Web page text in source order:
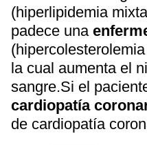
(hiperlipidemia
padece una
la cual aumenta el
sangre.Si el
cardiopatía
de cardiopatía